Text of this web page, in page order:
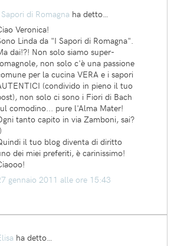
di Romagna ha detto…
Veronica!
Linda da "I Sapori di Romagna".
dai!?! Non solo siamo super-
non solo c'è una passione
per la cucina VERA e i sapori
(condivido in pieno il tuo
non solo ci sono i Fiori di Bach
comodino... pure l'Alma Mater!
tanto capito in via Zamboni, sai?
il tuo blog diventa di diritto
dei miei preferiti, è carinissimo!
gennaio 2011 alle ore 15:43
ha detto…